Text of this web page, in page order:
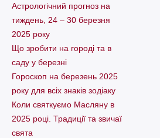
Астрологічний прогноз на
тиждень, 24 – 30 березня
2025 року
Що зробити на городі та в
саду у березні
Гороскоп на березень 2025
року для всіх знаків зодіаку
Коли святкуємо Масляну в
2025 році. Традиції та звичаї
свята